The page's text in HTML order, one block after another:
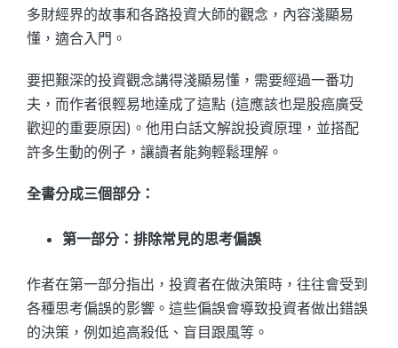
多財經界的故事和各路投資大師的觀念，內容淺顯易
懂，適合入門。
要把艱深的投資觀念講得淺顯易懂，需要經過一番功
夫，而作者很輕易地達成了這點 (這應該也是股癌廣受
歡迎的重要原因)。他用白話文解說投資原理，並搭配
許多生動的例子，讓讀者能夠輕鬆理解。
全書分成三個部分：
第一部分：排除常見的思考偏誤
作者在第一部分指出，投資者在做決策時，往往會受到
各種思考偏誤的影響。這些偏誤會導致投資者做出錯誤
的決策，例如追高殺低、盲目跟風等。